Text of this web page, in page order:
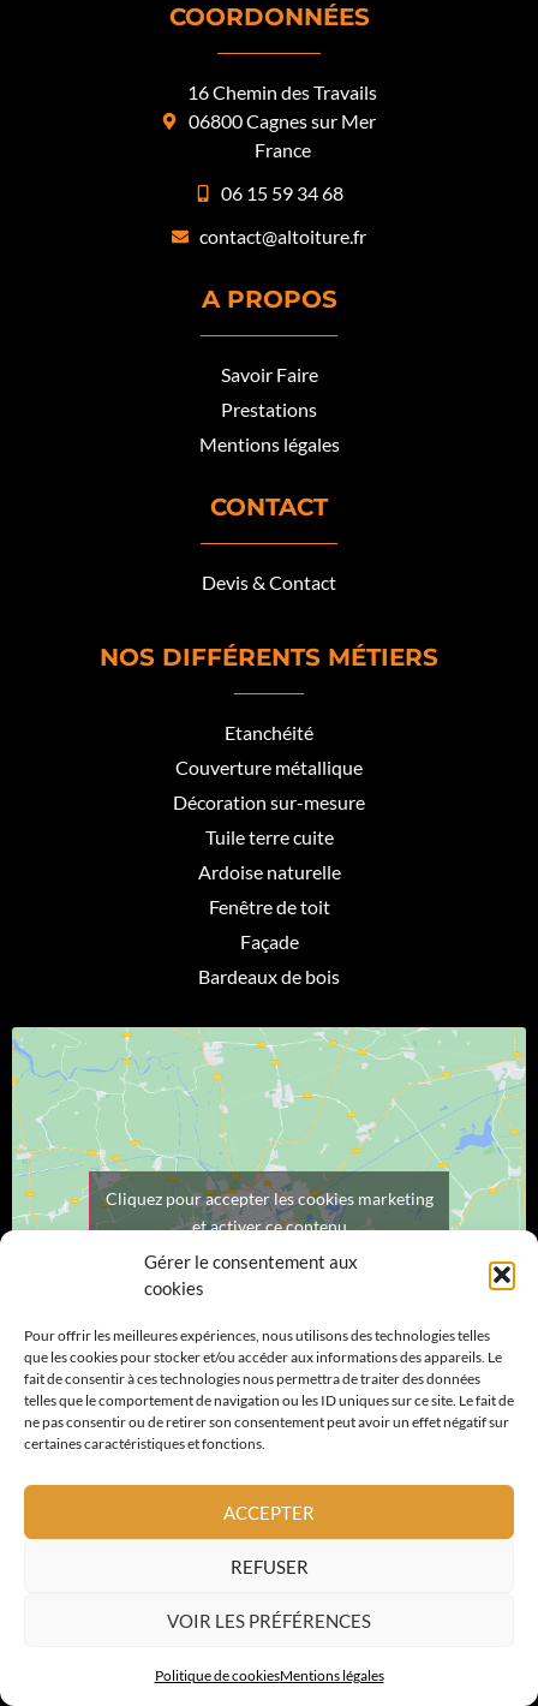
Gérer le consentement aux
cookies
Pour offrir les meilleures expériences, nous utilisons des technologies telles
que les cookies pour stocker et/ou accéder aux informations des appareils. Le
fait de consentir à ces technologies nous permettra de traiter des données
telles que le comportement de navigation ou les ID uniques sur ce site. Le fait de
ne pas consentir ou de retirer son consentement peut avoir un effet négatif sur
certaines caractéristiques et fonctions.
ACCEPTER
REFUSER
VOIR LES PRÉFÉRENCES
Politique de cookiesMentions légales
COORDONNÉES
16 Chemin des Travails
06800 Cagnes sur Mer
France
06 15 59 34 68
contact@altoiture.fr
A PROPOS
Savoir Faire
Prestations
Mentions légales
CONTACT
Devis & Contact
NOS DIFFÉRENTS MÉTIERS
Etanchéité
Couverture métallique
Décoration sur-mesure
Tuile terre cuite
Ardoise naturelle
Fenêtre de toit
Façade
Bardeaux de bois
Cliquez pour accepter les cookies marketing
et activer ce contenu
RÉGION PACA
Votre artisan sur Antibes
Votre artisan sur Cagnes sur Mer
Votre artisan sur Biot